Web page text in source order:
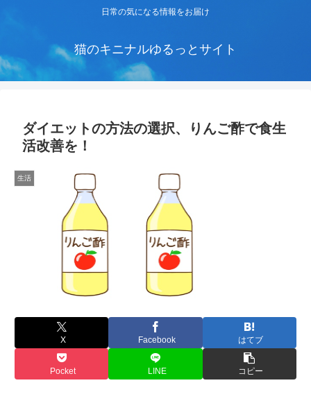
日常の気になる情報をお届け
猫のキニナルゆるっとサイト
ダイエットの方法の選択、りんご酢で食生
活改善を！
生活
X Facebook はてブ
Pocket LINE コピー